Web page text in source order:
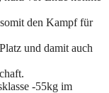
den Kampf für
und damit auch
-55kg im